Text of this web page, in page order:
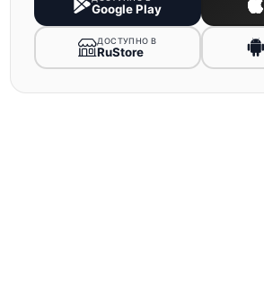
Google Play
ДОСТУПНО В
RuStore